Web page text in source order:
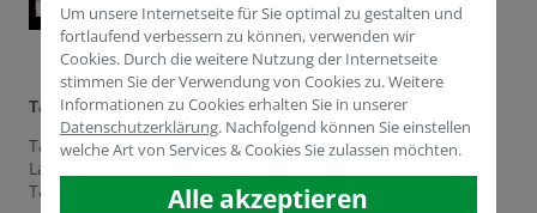
Taiwan Smart Agriweek (29. Sept. - 01. Okt. 2022)
Taiwans führende B2B-Ausstellung und Konferenzen für
Landwirtschaft, Viehzucht und Aquakulturtechnologie. Im
Taipei Nangang Exhibition Center Halle 1
Um unsere Internetseite für Sie optimal zu gestalten und
fortlaufend verbessern zu können, verwenden wir
Cookies. Durch die weitere Nutzung der Internetseite
stimmen Sie der Verwendung von Cookies zu. Weitere
Informationen zu Cookies erhalten Sie in unserer
Datenschutzerklärung. Nachfolgend können Sie einstellen
welche Art von Services & Cookies Sie zulassen möchten.
Alle akzeptieren